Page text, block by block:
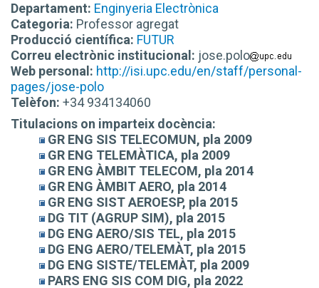
Departament: Enginyeria Electrònica
Categoria: Professor agregat
Producció científica: FUTUR
Correu electrònic institucional: jose.polo
Web personal: http://isi.upc.edu/en/staff/personal-
pages/jose-polo
Telèfon: +34 934134060
Titulacions on imparteix docència:
GR ENG SIS TELECOMUN, pla 2009
GR ENG TELEMÀTICA, pla 2009
GR ENG ÀMBIT TELECOM, pla 2014
GR ENG ÀMBIT AERO, pla 2014
GR ENG SIST AEROESP, pla 2015
DG TIT (AGRUP SIM), pla 2015
DG ENG AERO/SIS TEL, pla 2015
DG ENG AERO/TELEMÀT, pla 2015
DG ENG SISTE/TELEMÀT, pla 2009
PARS ENG SIS COM DIG, pla 2022